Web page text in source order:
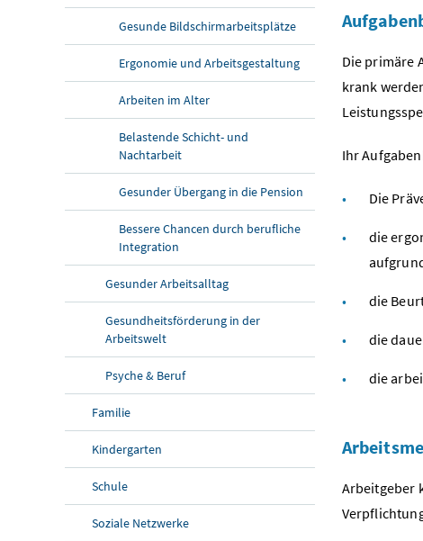
Gesunde Bildschirmarbeitsplätze
Ergonomie und Arbeitsgestaltung
Arbeiten im Alter
Belastende Schicht- und
Nachtarbeit
Gesunder Übergang in die Pension
Bessere Chancen durch berufliche
Integration
Gesunder Arbeitsalltag
Gesundheitsförderung in der
Arbeitswelt
Psyche & Beruf
Familie
Kindergarten
Schule
Soziale Netzwerke
Die primäre
krank
Ihr
Die
die
die
die
die
Arbeitgeber